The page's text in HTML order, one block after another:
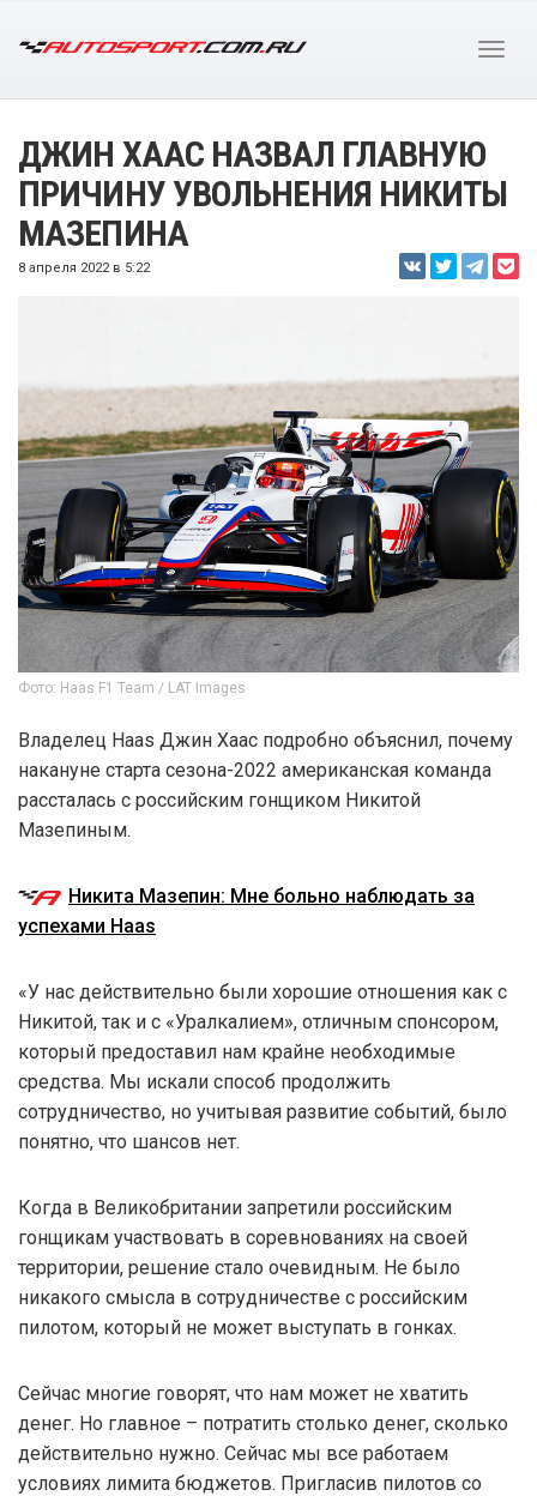
ДЖИН ХААС НАЗВАЛ ГЛАВНУЮ
ПРИЧИНУ УВОЛЬНЕНИЯ НИКИТЫ
МАЗЕПИНА
8 апреля 2022 в 5:22
Фото: Haas F1 Team / LAT Images
Владелец Haas Джин Хаас подробно объяснил, почему
накануне старта сезона-2022 американская команда
рассталась с российским гонщиком Никитой
Мазепиным.
Никита Мазепин: Мне больно наблюдать за
успехами Haas
«У нас действительно были хорошие отношения как с
Никитой, так и с «Уралкалием», отличным спонсором,
который предоставил нам крайне необходимые
средства. Мы искали способ продолжить
сотрудничество, но учитывая развитие событий, было
понятно, что шансов нет.
Когда в Великобритании запретили российским
гонщикам участвовать в соревнованиях на своей
территории, решение стало очевидным. Не было
никакого смысла в сотрудничестве с российским
пилотом, который не может выступать в гонках.
Сейчас многие говорят, что нам может не хватить
денег. Но главное – потратить столько денег, сколько
действительно нужно. Сейчас мы все работаем
условиях лимита бюджетов. Пригласив пилотов со